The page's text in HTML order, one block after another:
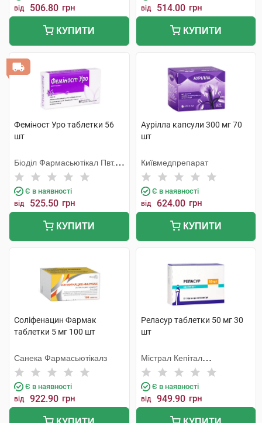
від 506.80 грн
КУПИТИ
від 514.00 грн
КУПИТИ
Феміност Уро таблетки 56
шт
Біоділ Фармасьютікал Пвт.
Лтд.
Є в наявності
від 525.50 грн
КУПИТИ
Аурілла капсули 300 мг 70
шт
Київмедпрепарат
Є в наявності
від 624.00 грн
КУПИТИ
Соліфенацин Фармак
таблетки 5 мг 100 шт
Санека Фармасьютікалз
Є в наявності
від 922.90 грн
Реласур таблетки 50 мг 30
шт
Містрал Кепітал
Менеджмент
Є в наявності
від 949.90 грн